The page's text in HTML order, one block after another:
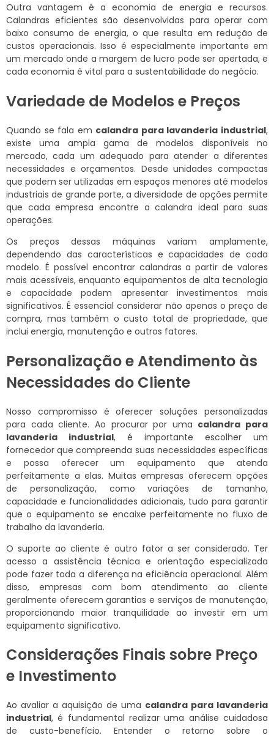
Outra vantagem é a economia de energia e recursos.
Calandras eficientes são desenvolvidas para operar com
baixo consumo de energia, o que resulta em redução de
custos operacionais. Isso é especialmente importante em
um mercado onde a margem de lucro pode ser apertada, e
cada economia é vital para a sustentabilidade do negócio.
Variedade de Modelos e Preços
Quando se fala em calandra para lavanderia industrial,
existe uma ampla gama de modelos disponíveis no
mercado, cada um adequado para atender a diferentes
necessidades e orçamentos. Desde unidades compactas
que podem ser utilizadas em espaços menores até modelos
industriais de grande porte, a diversidade de opções permite
que cada empresa encontre a calandra ideal para suas
operações.
Os preços dessas máquinas variam amplamente,
dependendo das características e capacidades de cada
modelo. É possível encontrar calandras a partir de valores
mais acessíveis, enquanto equipamentos de alta tecnologia
e capacidade podem apresentar investimentos mais
significativos. É essencial considerar não apenas o preço de
compra, mas também o custo total de propriedade, que
inclui energia, manutenção e outros fatores.
Personalização e Atendimento às
Necessidades do Cliente
Nosso compromisso é oferecer soluções personalizadas
para cada cliente. Ao procurar por uma calandra para
lavanderia industrial, é importante escolher um
fornecedor que compreenda suas necessidades específicas
e possa oferecer um equipamento que atenda
perfeitamente a elas. Muitas empresas oferecem opções
de personalização, como variações de tamanho,
capacidade e funcionalidades adicionais, tudo para garantir
que o equipamento se encaixe perfeitamente no fluxo de
trabalho da lavanderia.
O suporte ao cliente é outro fator a ser considerado. Ter
acesso a assistência técnica e orientação especializada
pode fazer toda a diferença na eficiência operacional. Além
disso, empresas com bom atendimento ao cliente
geralmente oferecem garantias e serviços de manutenção,
proporcionando maior tranquilidade ao investir em um
equipamento significativo.
Considerações Finais sobre Preço
e Investimento
Ao avaliar a aquisição de uma calandra para lavanderia
industrial, é fundamental realizar uma análise cuidadosa
de custo-benefício. Entender o retorno sobre o